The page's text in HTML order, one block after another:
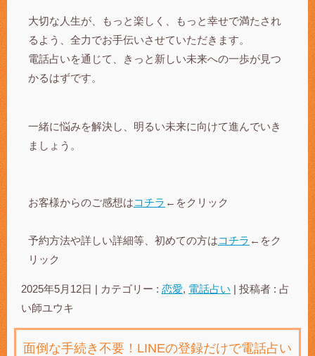
大切な人生が、もっと楽しく、もっと幸せで満たされ
るよう、全力でお手伝いさせていただきます。
電話占いを通じて、きっと新しい未来への一歩が見つ
かるはずです。
一緒に悩みを解決し、明るい未来に向けて進んでいき
ましょう。
お客様からのご感想はコチラ ←をクリック
予約方法や詳しい詳細等、初めての方はコチラ ←をク
リック
2025年5月12日 | カテゴリー : 恋愛, 電話占い | 投稿者 : 占
い師ユウキ
面倒な手続き不要！LINEの登録だけで電話占い